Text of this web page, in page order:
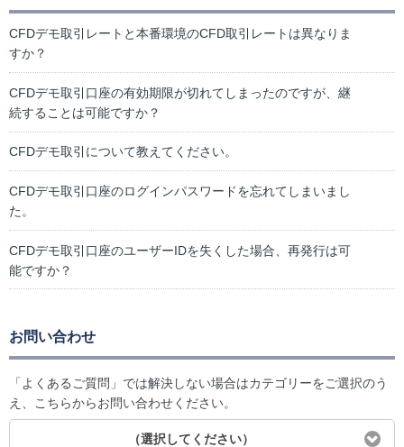
CFDデモ取引レートと本番環境のCFD取引レートは異なりま
すか？
CFDデモ取引口座の有効期限が切れてしまったのですが、継
続することは可能ですか？
CFDデモ取引について教えてください。
CFDデモ取引口座のログインパスワードを忘れてしまいまし
た。
CFDデモ取引口座のユーザーIDを失くした場合、再発行は可
能ですか？
お問い合わせ
「よくあるご質問」では解決しない場合はカテゴリーをご選択のう
え、こちらからお問い合わせください。
（選択してください）